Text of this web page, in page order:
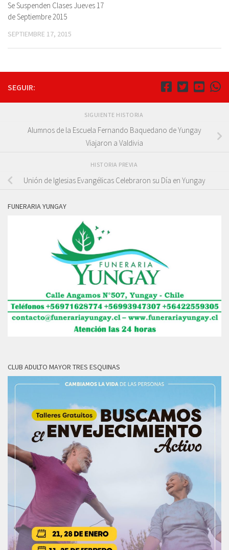
Se Suspenden Clases Jueves 17
de Septiembre 2015
SEPTIEMBRE 17, 2015
SEGUIR:
SIGUIENTE HISTORIA
Alumnos de la Escuela Fernando Baquedano de Yungay
Viajaron a Valdivia
HISTORIA PREVIA
Unión de Iglesias Evangélicas Celebraron su Día en Yungay
FUNERARIA YUNGAY
CLUB ADULTO MAYOR TRES ESQUINAS